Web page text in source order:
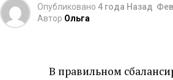
Опубликовано 4 года Назад
Автор Ольга
В правильном